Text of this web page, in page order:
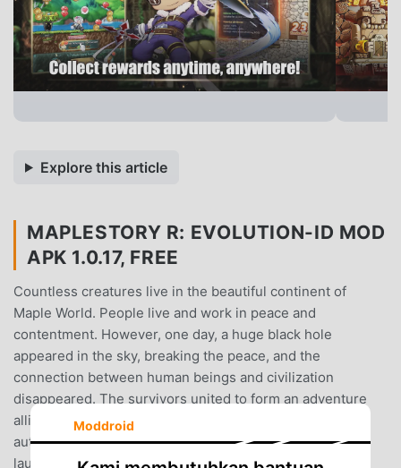
Explore this article
MAPLESTORY R: EVOLUTION-ID MOD
APK 1.0.17, FREE
Countless creatures live in the beautiful continent of
Maple World. People live and work in peace and
contentment. However, one day, a huge black hole
appeared in the sky, breaking the peace, and the
connection between human beings and civilization
disappeared. The survivors united to form an adventure
alliance to save the broken world... The officially
authorized version of "MapleStory R: Evolution" is
launched! This is a brand new, free, and open adventure
Moddroid